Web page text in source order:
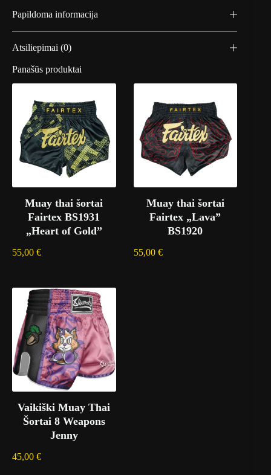
Papildoma informacija
Atsiliepimai (0)
Panašūs produktai
Muay thai šortai
Fairtex BS1931
„Heart of Gold”
55,00 €
Muay thai šortai
Fairtex „Lava”
BS1920
55,00 €
Vaikiški Muay Thai
Šortai 8 Weapons
Jenny
45,00 €